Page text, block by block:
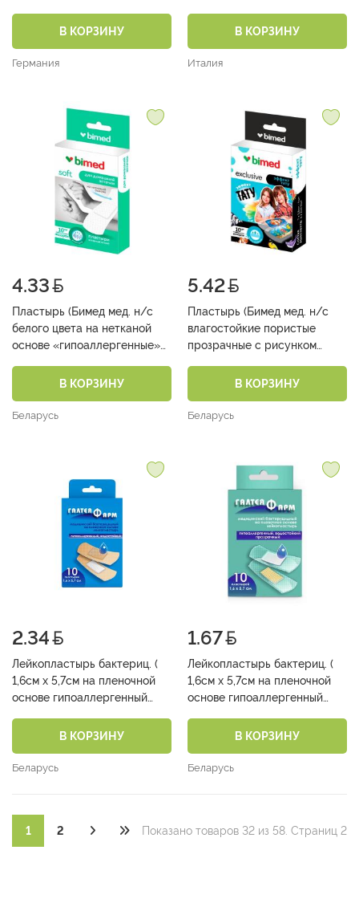
В КОРЗИНУ
Германия
19х72, 9,5х38, 16х57, диаметр
22,5 №40)
В КОРЗИНУ
Италия
4.33
Пластырь (Бимед мед. н/с
белого цвета на нетканой
основе «гипоаллергенные»
В КОРЗИНУ
Беларусь
5.42
Пластырь (Бимед мед. н/с
влагостойкие пористые
прозрачные с рисунком
В КОРЗИНУ
Беларусь
2.34
Лейкопластырь бактериц. (
1,6см х 5,7см на пленочной
основе гипоаллергенный
В КОРЗИНУ
Беларусь
1.67
Лейкопластырь бактериц. (
1,6см х 5,7см на пленочной
основе гипоаллергенный
В КОРЗИНУ
Беларусь
1 2 Показано товаров 32 из 58. Страниц 2